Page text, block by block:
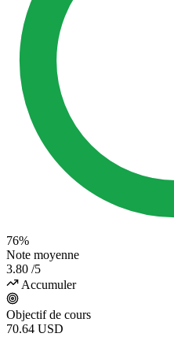
76%
Note moyenne
3.80 /5
Accumuler
Objectif de cours
70.64 USD